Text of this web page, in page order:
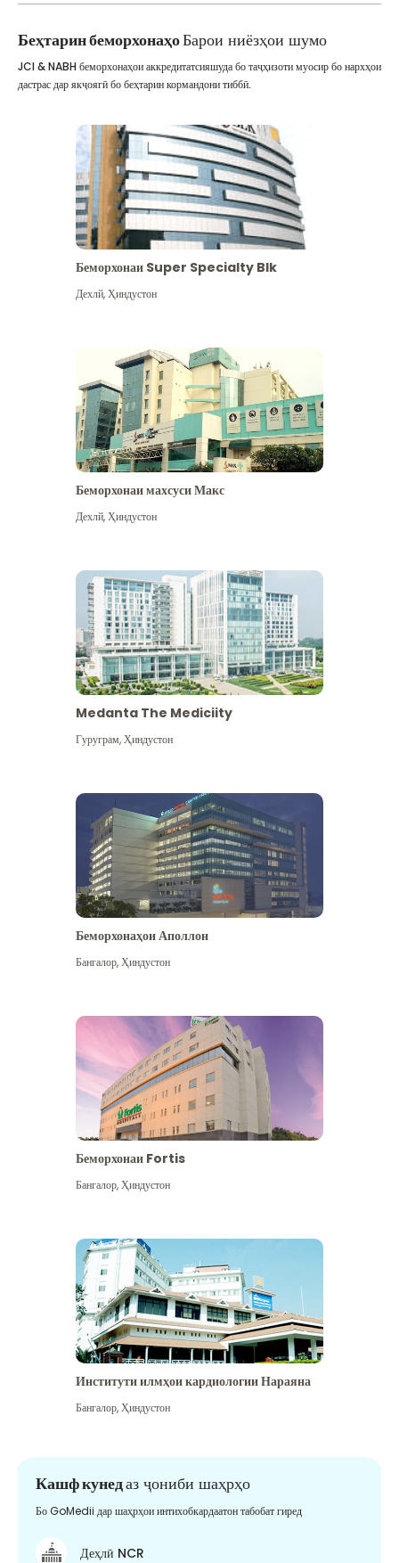
Беҳтарин беморхонаҳоБарои ниёзҳои шумо
Бештар дидан
JCI & NABH беморхонаҳои аккредитатсияшуда бо таҷҳизоти муосир бо нархҳои
дастрас дар якҷоягӣ бо беҳтарин кормандони тиббӣ.
Беморхонаи Super Specialty Blk
Дехлй,Ҳиндустон
Беморхонаи махсуси Макс
Дехлй,Ҳиндустон
Medanta The Mediciity
Гуруграм,Ҳиндустон
Беморхонаҳои Аполлон
Бангалор,Ҳиндустон
Беморхонаи Fortis
Бангалор,Ҳиндустон
Институти илмҳои кардиологии Нараяна
Бангалор,Ҳиндустон
Кашф кунедаз ҷониби шаҳрҳо
Бо GoMedii дар шаҳрҳои интихобкардаатон табобат гиред
Деҳлӣ NCR